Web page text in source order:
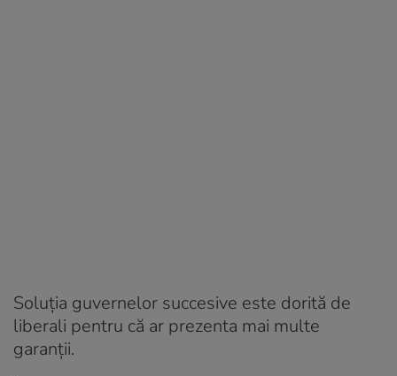
Soluția guvernelor succesive este dorită de
liberali pentru că ar prezenta mai multe
garanții.